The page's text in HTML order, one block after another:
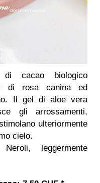
cacao biologico
di rosa canina ed
Il gel di aloe vera
gli arrossamenti,
ulteriormente
cielo.
leggermente